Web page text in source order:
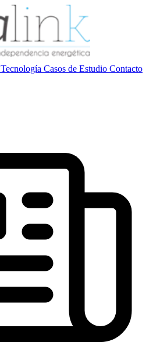
Tecnología Casos de Estudio Contacto